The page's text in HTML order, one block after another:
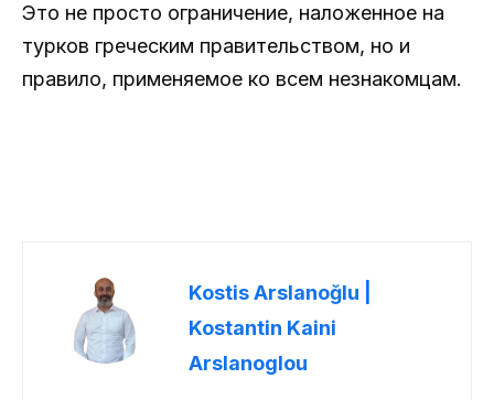
Это не просто ограничение, наложенное на
турков греческим правительством, но и
правило, применяемое ко всем незнакомцам.
Kostis Arslanoğlu |
Kostantin Kaini
Arslanoglou